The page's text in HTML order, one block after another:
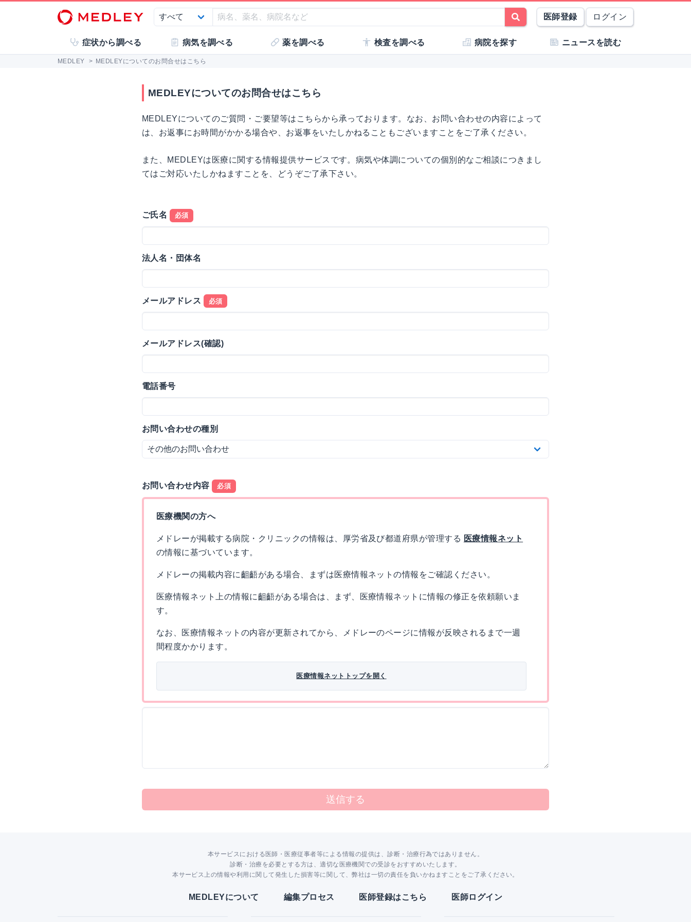
医師登録 ログイン
症状から調べる 病気を調べる 薬を調べる 検査を調べる 病院を探す ニュースを読む
MEDLEY > MEDLEYについてのお問合せはこちら
MEDLEYについてのお問合せはこちら
MEDLEYについてのご質問・ご要望等はこちらから承っております。なお、お問い合わせの内容によって
は、お返事にお時間がかかる場合や、お返事をいたしかねることもございますことをご了承ください。
また、MEDLEYは医療に関する情報提供サービスです。病気や体調についての個別的なご相談につきまし
てはご対応いたしかねますことを、どうぞご了承下さい。
ご氏名 必須
法人名・団体名
メールアドレス 必須
メールアドレス(確認)
電話番号
お問い合わせの種別
お問い合わせ内容 必須
医療機関の方へ
メドレーが掲載する病院・クリニックの情報は、厚労省及び都道府県が管理する 医療情報ネット
の情報に基づいています。
メドレーの掲載内容に齟齬がある場合、まずは医療情報ネットの情報をご確認ください。
医療情報ネット上の情報に齟齬がある場合は、まず、医療情報ネットに情報の修正を依頼願いま
す。
なお、医療情報ネットの内容が更新されてから、メドレーのページに情報が反映されるまで一週
間程度かかります。
医療情報ネットトップを開く
送信する
本サービスにおける医師・医療従事者等による情報の提供は、診断・治療行為ではありません。
診断・治療を必要とする方は、適切な医療機関での受診をおすすめいたします。
本サービス上の情報や利用に関して発生した損害等に関して、弊社は一切の責任を負いかねますことをご了承ください。
MEDLEYについて 編集プロセス 医師登録はこちら 医師ログイン